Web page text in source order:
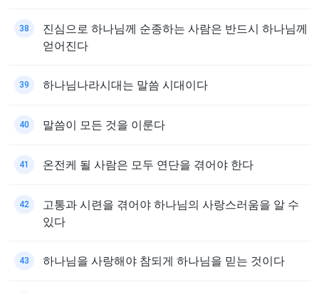
38
진심으로 하나님께 순종하는 사람은 반드시 하나님께
얻어진다
39 하나님나라시대는 말씀 시대이다
40 말씀이 모든 것을 이룬다
41 온전케 될 사람은 모두 연단을 겪어야 한다
42
고통과 시련을 겪어야 하나님의 사랑스러움을 알 수
있다
43 하나님을 사랑해야 참되게 하나님을 믿는 것이다